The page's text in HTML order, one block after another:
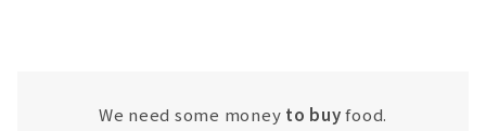
We need some money to buyfood.